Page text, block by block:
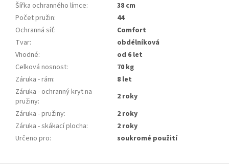
Šířka ochranného límce:
38 cm
Počet pružin:
44
Ochranná síť:
Comfort
Tvar:
obdélníková
Vhodné:
od 6 let
Celková nosnost:
70 kg
Záruka - rám:
8 let
Záruka - ochranný kryt na
pružiny:
2 roky
Záruka - pružiny:
2 roky
Záruka - skákací plocha:
2 roky
Určeno pro: soukromé použití